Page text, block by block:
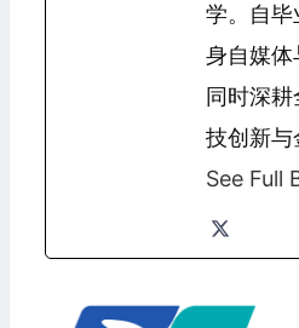
学。自毕
身自媒体
同时深
技创新与
See Full